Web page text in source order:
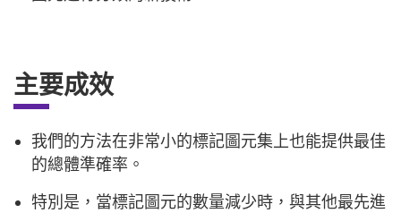
主要成效
我們的方法在非常小的標記圖元集上也能提供最佳
的總體準確率。
特別是，當標記圖元的數量減少時，與其他最先進